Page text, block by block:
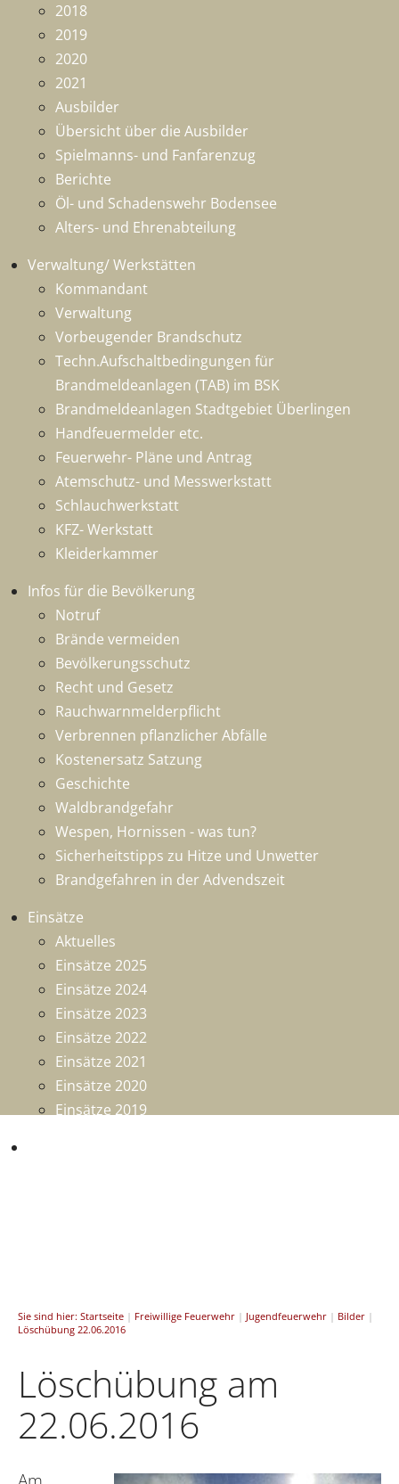
2018
2019
2020
2021
Ausbilder
Übersicht über die Ausbilder
Spielmanns- und Fanfarenzug
Berichte
Öl- und Schadenswehr Bodensee
Alters- und Ehrenabteilung
Verwaltung/ Werkstätten
Kommandant
Verwaltung
Vorbeugender Brandschutz
Techn.Aufschaltbedingungen für
Brandmeldeanlagen (TAB) im BSK
Brandmeldeanlagen Stadtgebiet Überlingen
Handfeuermelder etc.
Feuerwehr- Pläne und Antrag
Atemschutz- und Messwerkstatt
Schlauchwerkstatt
KFZ- Werkstatt
Kleiderkammer
Infos für die Bevölkerung
Notruf
Brände vermeiden
Bevölkerungsschutz
Recht und Gesetz
Rauchwarnmelderpflicht
Verbrennen pflanzlicher Abfälle
Kostenersatz Satzung
Geschichte
Waldbrandgefahr
Wespen, Hornissen - was tun?
Sicherheitstipps zu Hitze und Unwetter
Brandgefahren in der Advendszeit
Einsätze
Aktuelles
Einsätze 2025
Einsätze 2024
Einsätze 2023
Einsätze 2022
Einsätze 2021
Einsätze 2020
Einsätze 2019
Sie sind hier: Startseite | Freiwillige Feuerwehr | Jugendfeuerwehr | Bilder |
Löschübung 22.06.2016
Löschübung am
22.06.2016